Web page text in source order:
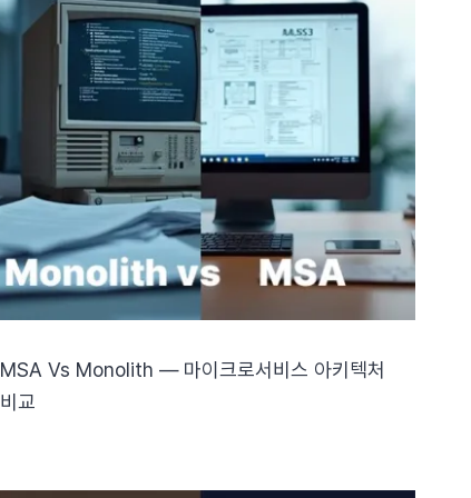
MSA Vs Monolith — 마이크로서비스 아키텍처
비교